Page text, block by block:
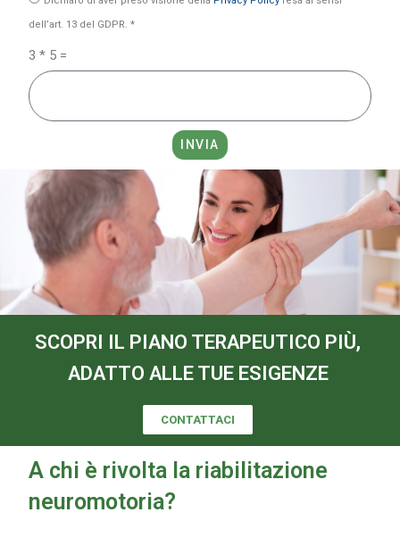
dell’art. 13 del GDPR. *
3 * 5 =
INVIA
SCOPRI IL PIANO TERAPEUTICO PIÙ,
ADATTO ALLE TUE ESIGENZE
CONTATTACI
A chi è rivolta la riabilitazione
neuromotoria?